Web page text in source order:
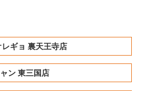
ギョ 裏天王寺店
ン 東三国店